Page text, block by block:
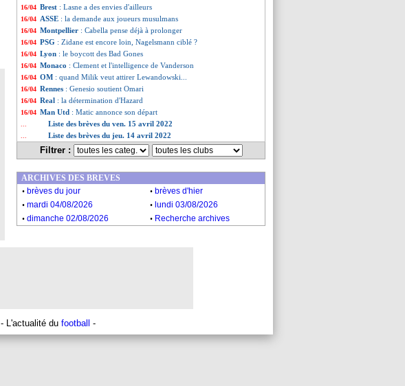
16/04 Brest : Lasne a des envies d'ailleurs
16/04 ASSE : la demande aux joueurs musulmans
16/04 Montpellier : Cabella pense déjà à prolonger
16/04 PSG : Zidane est encore loin, Nagelsmann ciblé ?
16/04 Lyon : le boycott des Bad Gones
16/04 Monaco : Clement et l'intelligence de Vanderson
16/04 OM : quand Milik veut attirer Lewandowski...
16/04 Rennes : Genesio soutient Omari
16/04 Real : la détermination d'Hazard
16/04 Man Utd : Matic annonce son départ
Liste des brèves du ven. 15 avril 2022
Liste des brèves du jeu. 14 avril 2022
Filtrer :
ARCHIVES DES BREVES
. brèves du jour . brèves d'hier
. mardi 04/08/2026 . lundi 03/08/2026
. dimanche 02/08/2026 . Recherche archives
- L'actualité du football -